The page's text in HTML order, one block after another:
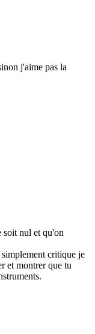
j'aime pas la
soit nul et qu'on
critique je
et montrer que tu